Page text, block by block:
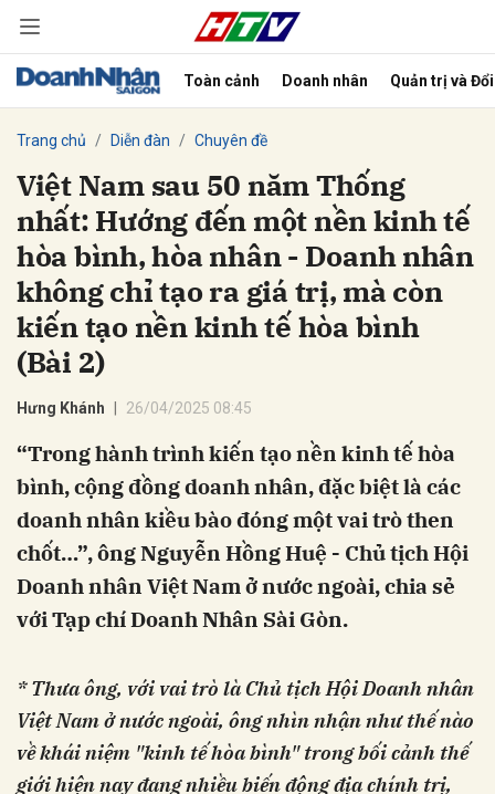
Toàn cảnh Doanh nhân Quản trị và
Trang chủ Diễn đàn Chuyên đề
Việt Nam sau 50 năm Thống
nhất: Hướng đến một nền kinh tế
hòa bình, hòa nhân - Doanh nhân
không chỉ tạo ra giá trị, mà còn
kiến tạo nền kinh tế hòa bình
(Bài 2)
Hưng Khánh 26/04/2025 08:45
“Trong hành trình kiến tạo nền kinh tế hòa
bình, cộng đồng doanh nhân, đặc biệt là các
doanh nhân kiều bào đóng một vai trò then
chốt…”, ông Nguyễn Hồng Huệ - Chủ tịch Hội
Doanh nhân Việt Nam ở nước ngoài, chia sẻ
với Tạp chí Doanh Nhân Sài Gòn.
* Thưa ông, với vai trò là Chủ tịch Hội Doanh nhân
Việt Nam ở nước ngoài, ông nhìn nhận như thế nào
về khái niệm "kinh tế hòa bình" trong bối cảnh thế
giới hiện nay đang nhiều biến động địa chính trị,